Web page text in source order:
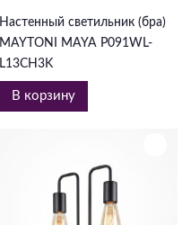
Настенный светильник (бра)
MAYTONI MAYA P091WL-
L13CH3K
В корзину